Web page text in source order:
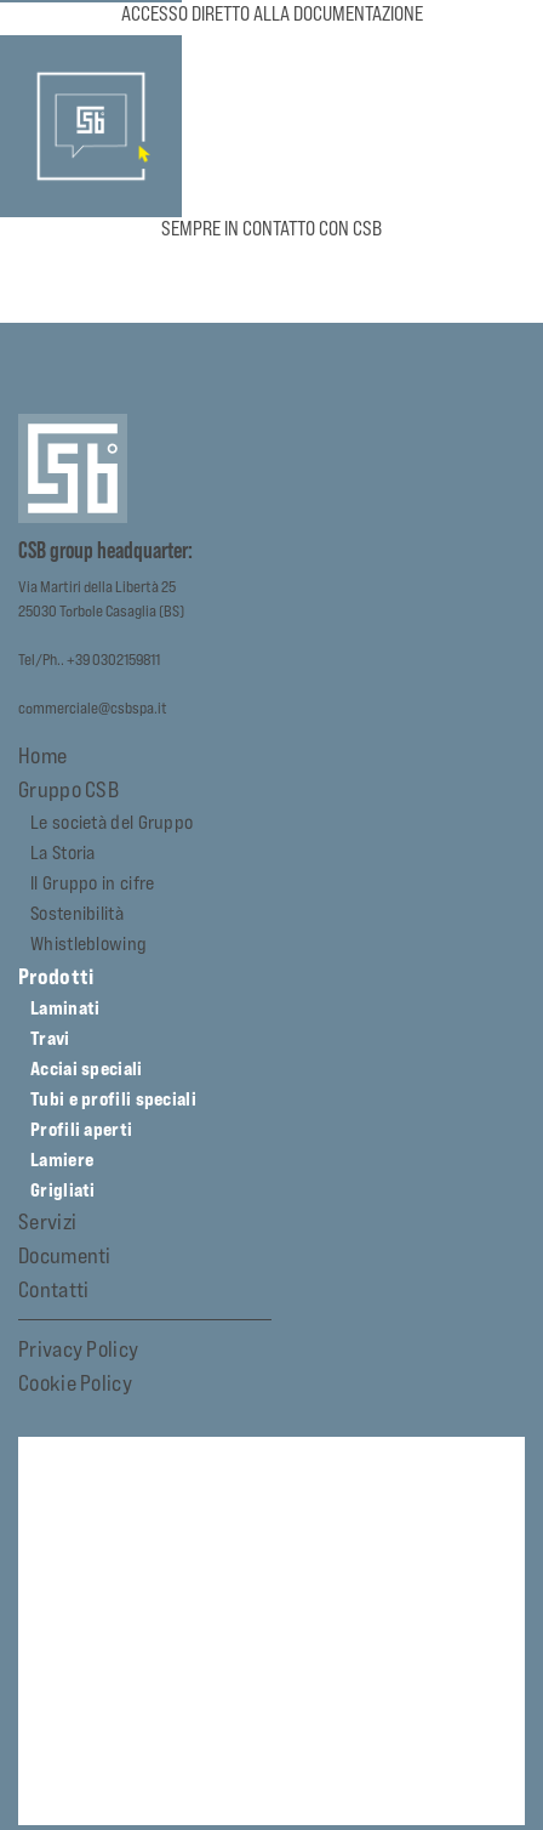
ACCESSO DIRETTO ALLA DOCUMENTAZIONE
SEMPRE IN CONTATTO CON CSB
CSB group headquarter:
Via Martiri della Libertà 25
25030 Torbole Casaglia (BS)
Tel/Ph.. +39 0302159811
commerciale@csbspa.it
Home
Gruppo CSB
Le società del Gruppo
La Storia
Il Gruppo in cifre
Sostenibilità
Whistleblowing
Prodotti
Laminati
Travi
Acciai speciali
Tubi e profili speciali
Profili aperti
Lamiere
Grigliati
Servizi
Documenti
Contatti
Privacy Policy
Cookie Policy